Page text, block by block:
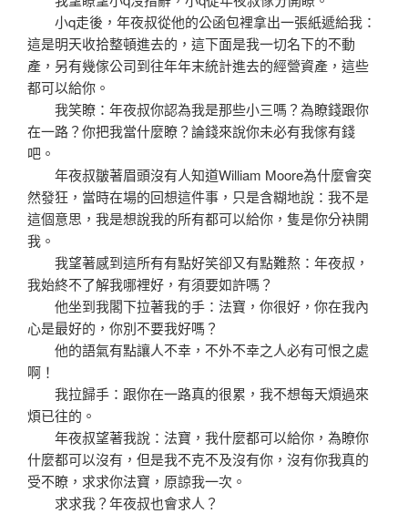
小q走後，年夜叔從他的公函包裡拿出一張紙遞給我：
這是明天收拾整頓進去的，這下面是我一切名下的不動
產，另有幾傢公司到往年年末統計進去的經營資產，這些
都可以給你。
我笑瞭：年夜叔你認為我是那些小三嗎？為瞭錢跟你
在一路？你把我當什麼瞭？論錢來說你未必有我傢有錢
吧。
年夜叔皺著眉頭沒有人知道William Moore為什麼會突
然發狂，當時在場的回想這件事，只是含糊地說：我不是
這個意思，我是想說我的所有都可以給你，隻是你分袂開
我。
我望著感到這所有有點好笑卻又有點難熬：年夜叔，
我始終不了解我哪裡好，有須要如許嗎？
他坐到我閣下拉著我的手：法寶，你很好，你在我內
心是最好的，你別不要我好嗎？
他的語氣有點讓人不幸，不外不幸之人必有可恨之處
啊！
我拉歸手：跟你在一路真的很累，我不想每天煩過來
煩已往的。
年夜叔望著我說：法寶，我什麼都可以給你，為瞭你
什麼都可以沒有，但是我不克不及沒有你，沒有你我真的
受不瞭，求求你法寶，原諒我一次。
求求我？年夜叔也會求人？